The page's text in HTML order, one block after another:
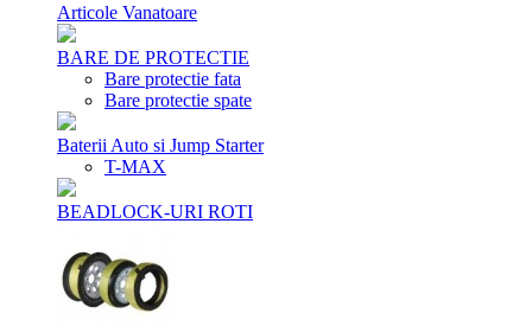
Articole Vanatoare
BARE DE PROTECTIE
Bare protectie fata
Bare protectie spate
Baterii Auto si Jump Starter
T-MAX
BEADLOCK-URI ROTI